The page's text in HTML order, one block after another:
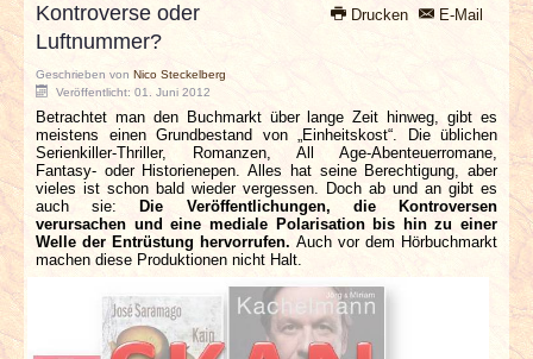
NEUESTE ARTIKEL
NEWS & DATES
BERICHTE
VERLOSUNGEN
INTERVIEWS
SPECIALS
Drucken E-Mail
Kontroverse oder
Luftnummer?
Geschrieben von Nico Steckelberg
Veröffentlicht: 01. Juni 2012
Betrachtet man den Buchmarkt über lange Zeit hinweg, gibt es
meistens einen Grundbestand von „Einheitskost“. Die üblichen
Serienkiller-Thriller, Romanzen, All Age-Abenteuerromane,
Fantasy- oder Historienepen. Alles hat seine Berechtigung, aber
vieles ist schon bald wieder vergessen. Doch ab und an gibt es
auch sie:
Die Veröffentlichungen, die Kontroversen
verursachen und eine mediale Polarisation bis hin zu einer
Welle der Entrüstung hervorrufen. Auch vor dem Hörbuchmarkt
machen diese Produktionen nicht Halt.